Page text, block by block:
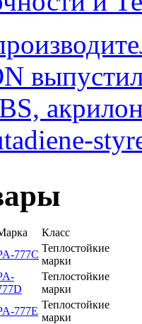
Класс
777C
Теплостойкие
марки
Теплостойкие
марки
777E
Теплостойкие
марки